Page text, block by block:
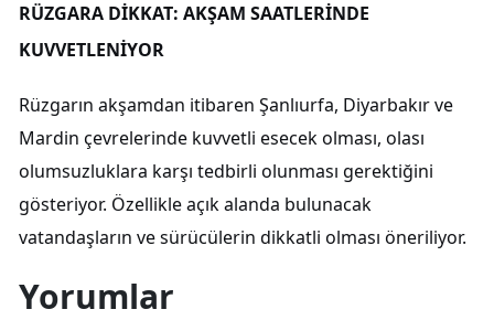
RÜZGARA DİKKAT: AKŞAM SAATLERİNDE
KUVVETLENİYOR
Rüzgarın akşamdan itibaren Şanlıurfa, Diyarbakır ve
Mardin çevrelerinde kuvvetli esecek olması, olası
olumsuzluklara karşı tedbirli olunması gerektiğini
gösteriyor. Özellikle açık alanda bulunacak
vatandaşların ve sürücülerin dikkatli olması öneriliyor.
Yorumlar